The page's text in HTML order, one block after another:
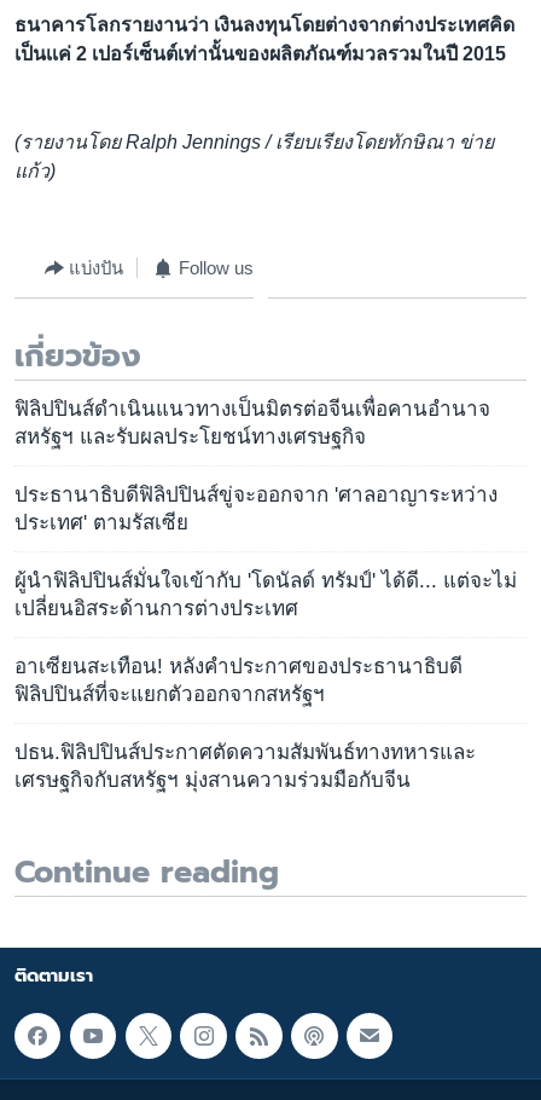
ธนาคารโลกรายงานว่า เงินลงทุนโดยต่างจากต่างประเทศคิด
เป็นเเค่ 2 เปอร์เซ็นต์เท่านั้นของผลิตภัณฑ์มวลรวมในปี 2015
(รายงานโดย Ralph Jennings / เรียบเรียงโดยทักษิณา ข่าย
แก้ว)
แบ่งปัน Follow us
เกี่ยวข้อง
ฟิลิปปินส์ดำเนินแนวทางเป็นมิตรต่อจีนเพื่อคานอำนาจ
สหรัฐฯ และรับผลประโยชน์ทางเศรษฐกิจ
ประธานาธิบดีฟิลิปปินส์ขู่จะออกจาก 'ศาลอาญาระหว่าง
ประเทศ' ตามรัสเซีย
ผู้นำฟิลิปปินส์มั่นใจเข้ากับ 'โดนัลด์ ทรัมป์' ได้ดี... แต่จะไม่
เปลี่ยนอิสระด้านการต่างประเทศ
อาเซียนสะเทือน! หลังคำประกาศของประธานาธิบดี
ฟิลิปปินส์ที่จะแยกตัวออกจากสหรัฐฯ
ปธน.ฟิลิปปินส์ประกาศตัดความสัมพันธ์ทางทหารและ
เศรษฐกิจกับสหรัฐฯ มุ่งสานความร่วมมือกับจีน
Continue reading
ติดตามเรา